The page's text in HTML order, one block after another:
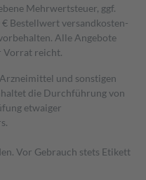
Mehrwertsteuer, ggf.
€ Bestell­wert versand­kosten­
Alle Angebote
Vorrat reicht.
und sonstigen
die Durchführung von
etwaiger
Vor Gebrauch stets Etikett